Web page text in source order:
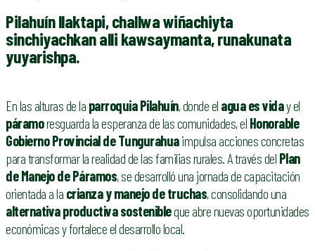
Pilahuín llaktapi, challwa wiñachiyta
sinchiyachkan alli kawsaymanta, runakunata
yuyarishpa.
En las alturas de la parroquia Pilahuín, donde el agua es viday el
páramoresguarda la esperanza de las comunidades, el Honorable
Gobierno Provincial de Tungurahuaimpulsa acciones concretas
para transformar la realidad de las familias rurales. A través del Plan
de Manejo de Páramos, se desarrolló una jornada de capacitación
orientada a la crianza y manejo de truchas, consolidando una
alternativa productiva sostenibleque abre nuevas oportunidades
económicas y fortalece el desarrollo local.